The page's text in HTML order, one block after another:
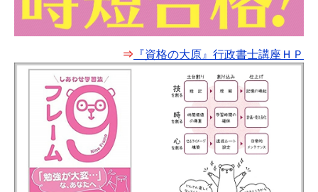
⇒ 『資格の大原』行政書士講座ＨＰ